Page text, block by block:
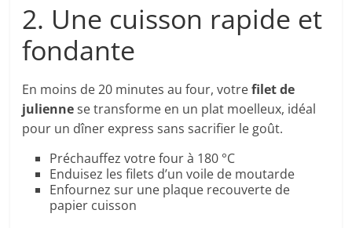
2. Une cuisson rapide et
fondante
En moins de 20 minutes au four, votrefilet de
juliennese transforme en un plat moelleux, idéal
pour un dîner express sans sacrifier le goût.
Préchauffez votre four à 180 °C
Enduisez les filets d’un voile de moutarde
Enfournez sur une plaque recouverte de
papier cuisson